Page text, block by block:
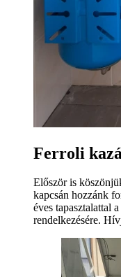
Ferroli
Először is
kapcsán hozzánk
éves tapasztalattal
rendelkezésére.